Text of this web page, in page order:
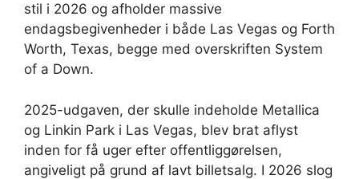
stil i 2026 og afholder massive
endagsbegivenheder i både Las Vegas og Forth
Worth, Texas, begge med overskriften System
of a Down.
2025-udgaven, der skulle indeholde Metallica
og Linkin Park i Las Vegas, blev brat aflyst
inden for få uger efter offentliggørelsen,
angiveligt på grund af lavt billetsalg. I 2026 slog